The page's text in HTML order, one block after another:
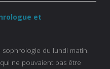
et
du lundi matin.
ne pouvaient pas être